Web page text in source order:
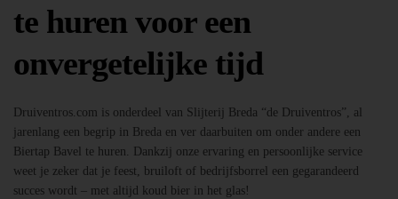
te huren voor een
onvergetelijke tijd
Druiventros.com is onderdeel van Slijterij Breda “de Druiventros”, al
jarenlang een begrip in Breda en ver daarbuiten om onder andere een
Biertap Bavel te huren. Dankzij onze ervaring en persoonlijke service
weet je zeker dat je feest, bruiloft of bedrijfsborrel een gegarandeerd
succes wordt – met altijd koud bier in het glas!